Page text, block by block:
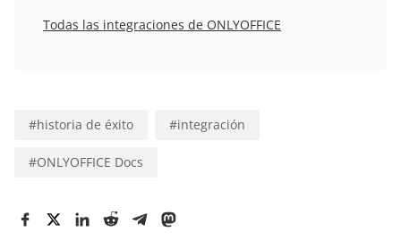
Todas las integraciones de ONLYOFFICE
#historia de éxito #integración
#ONLYOFFICE Docs